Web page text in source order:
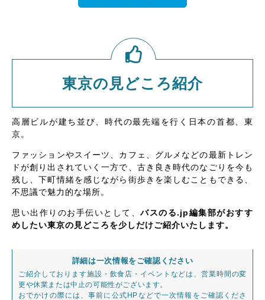
東京の見どころ紹介
高層ビルが建ち並び、時代の最先端を行く日本の首都、東
京。
ファッションやスイーツ、カフェ、グルメなどの最新トレン
ドが創り出されていく一方で、古き良き時代のなごりを今も
残し、下町情緒を感じながら街歩きを楽しむこともできる、
不思議で魅力的な場所。
思い出作りのお手伝いとして、バスのる.jp編集部がおすす
めしたい東京の見どころを少しだけご紹介いたします。
詳細は一次情報をご確認ください
ご紹介しております施設・飲食店・イベントなどは、営業時間の変
更や休業または中止の可能性がございます。
おでかけの際には、事前に公式HPなどで一次情報をご確認くださ